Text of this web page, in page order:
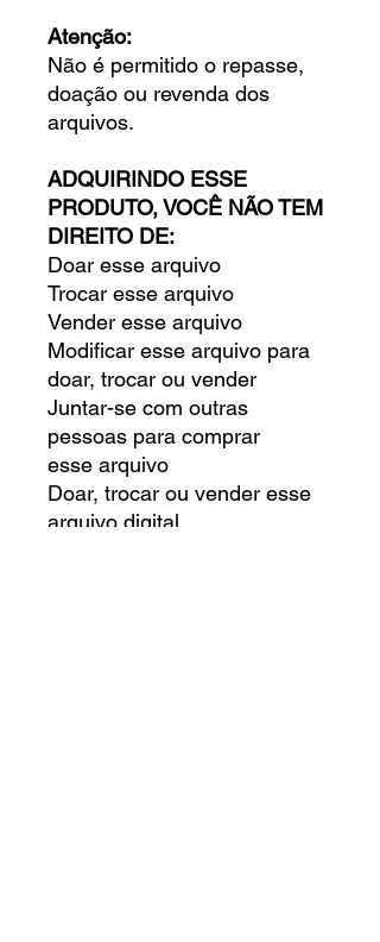
Atenção:
Não é permitido o repasse,
doação ou revenda dos
arquivos.
ADQUIRINDO ESSE
PRODUTO, VOCÊ NÃO TEM
DIREITO DE:
Doar esse arquivo
Trocar esse arquivo
Vender esse arquivo
Modificar esse arquivo para
doar, trocar ou vender
Juntar-se com outras
pessoas para comprar
esse arquivo
Doar, trocar ou vender esse
arquivo digital